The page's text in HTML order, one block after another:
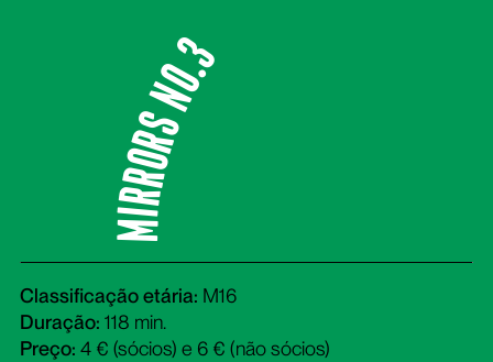
Mirrors No.3
Classificação etária: M16
Duração: 118 min.
Preço: 4 € (sócios) e 6 € (não sócios)